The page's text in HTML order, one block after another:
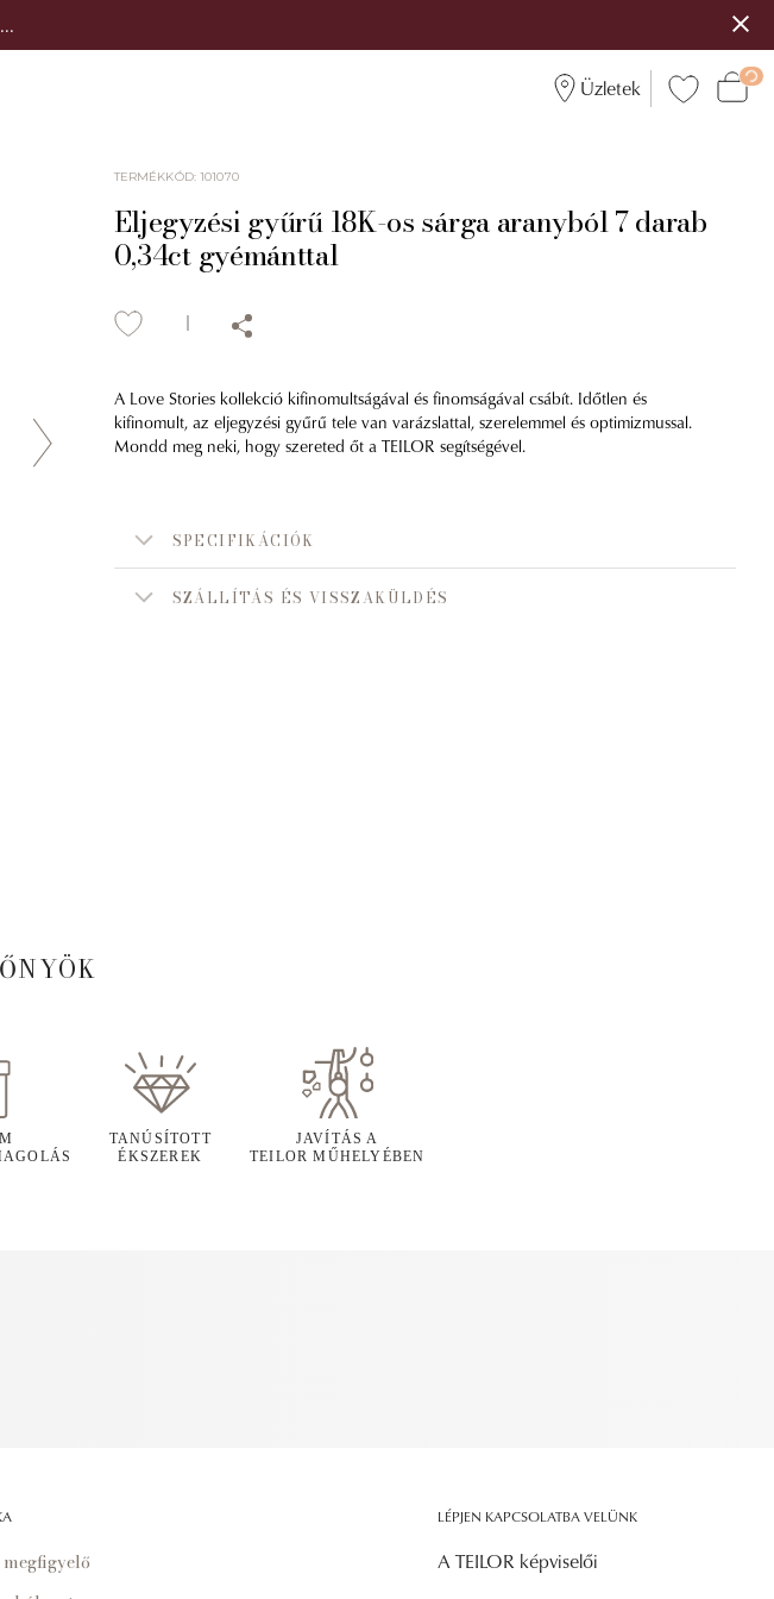
Üzletek
TERMÉKKÓD:101070
Eljegyzési gyűrű 18K-os sárga aranyból 7 darab
0,34ct gyémánttal
A Love Stories kollekció kifinomultságával és finomságával csábít. Időtlen és
kifinomult, az eljegyzési gyűrű tele van varázslattal, szerelemmel és optimizmussal.
Mondd meg neki, hogy szereted őt a TEILOR segítségével.
SPECIFIKÁCIÓK
SZÁLLÍTÁS ÉS VISSZAKÜLDÉS
TANÚSÍTOTT
ÉKSZEREK
JAVÍTÁS A
TEILOR MŰHELYÉBEN
LÉPJEN KAPCSOLATBA VELÜNK
A TEILOR képviselői